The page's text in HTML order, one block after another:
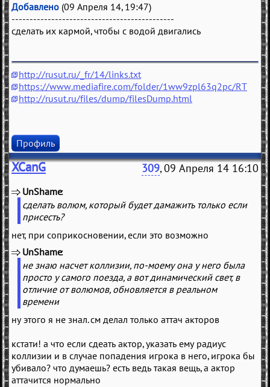
Добавлено (09 Апреля 14, 19:47)
---------------------------------------------
сделать их кармой, чтобы с водой двигались
http://rusut.ru/_fr/14/links.txt
https://www.mediafire.com/folder/1ww9zpl63q2pc/RT
http://rusut.ru/files/dump/filesDump.html
Профиль
XCanG 309, 09 Апреля 14 16:10
UnShame
сделать волюм, который будет дамажить только если
присесть?
нет, при соприкосновении, если это возможно
UnShame
не знаю насчет коллизии, по-моему она у него была
просто у самого поезда, а вот динамический свет, в
отличие от волюмов, обновляется в реальном
времени
ну этого я не знал. см делал только аттач акторов
кстати! а что если сдеать актор, указать ему радиус
коллизии и в случае попадения игрока в него, игрока бы
убивало? что думаешь? есть ведь такая вещь, а актор
аттачится нормально